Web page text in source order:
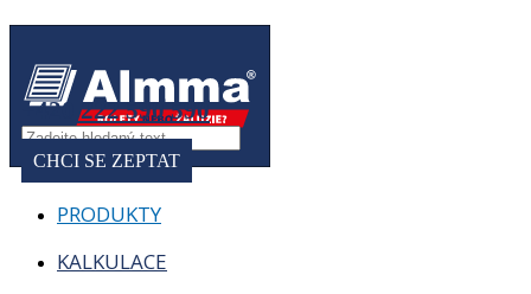
+420 222 590 590
CHCI SE ZEPTAT
PRODUKTY
KALKULACE